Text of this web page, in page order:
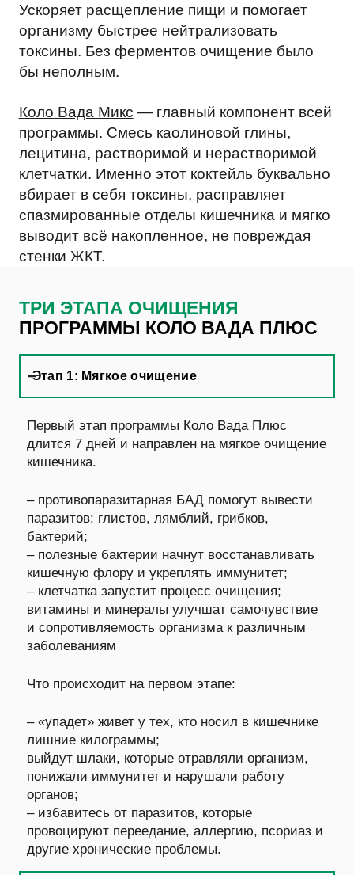
Ускоряет расщепление пищи и помогает
организму быстрее нейтрализовать
токсины. Без ферментов очищение было
бы неполным.
Коло Вада Микс — главный компонент всей
программы. Смесь каолиновой глины,
лецитина, растворимой и нерастворимой
клетчатки. Именно этот коктейль буквально
вбирает в себя токсины, расправляет
спазмированные отделы кишечника и мягко
выводит всё накопленное, не повреждая
стенки ЖКТ.
ТРИ ЭТАПА ОЧИЩЕНИЯ
ПРОГРАММЫ КОЛО ВАДА ПЛЮС
Этап 1: Мягкое очищение
Первый этап программы Коло Вада Плюс
длится 7 дней и направлен на мягкое очищение
кишечника.
– противопаразитарная БАД помогут вывести
паразитов: глистов, лямблий, грибков,
бактерий;
– полезные бактерии начнут восстанавливать
кишечную флору и укреплять иммунитет;
– клетчатка запустит процесс очищения;
витамины и минералы улучшат самочувствие
и сопротивляемость организма к различным
заболеваниям
Что происходит на первом этапе:
– «упадет» живет у тех, кто носил в кишечнике
лишние килограммы;
выйдут шлаки, которые отравляли организм,
понижали иммунитет и нарушали работу
органов;
– избавитесь от паразитов, которые
провоцируют переедание, аллергию, псориаз и
другие хронические проблемы.